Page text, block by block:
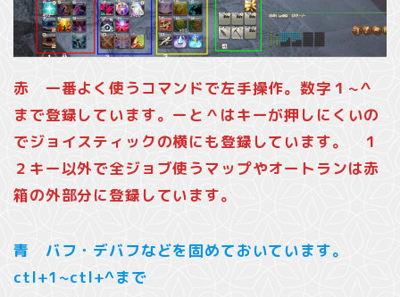
赤 一番よく使うコマンドで左手操作。数字１~＾
まで登録しています。ーと＾はキーが押しにくいの
でジョイスティックの横にも登録しています。 １
２キー以外で全ジョブ使うマップやオートランは赤
箱の外部分に登録しています。
青 バフ・デバフなどを固めておいています。
ctl+1~ctl+^まで